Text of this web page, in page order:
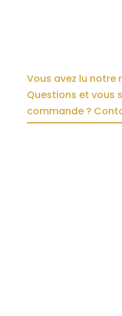
Vous avez lu notre
Questions et vous
commande ?